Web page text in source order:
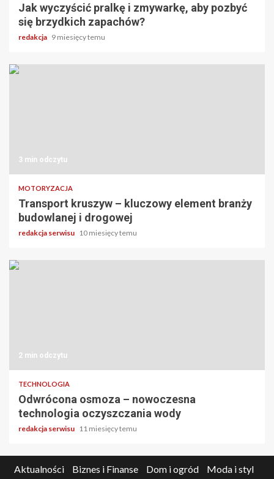
Jak wyczyścić pralkę i zmywarkę, aby pozbyć
się brzydkich zapachów?
redakcja 9 miesięcy temu
3 min odczytu
MOTORYZACJA
Transport kruszyw – kluczowy element branży
budowlanej i drogowej
redakcja serwisu 10 miesięcy temu
2 min odczytu
TECHNOLOGIA
Odwrócona osmoza – nowoczesna
technologia oczyszczania wody
redakcja serwisu 11 miesięcy temu
Aktualności Biznes i Finanse Dom i ogród
Moda i styl